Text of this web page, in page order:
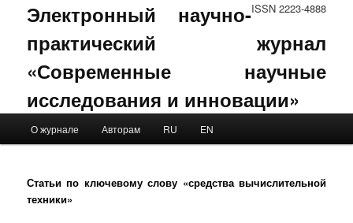
ISSN 2223-4888
Электронный научно-
практический журнал
«Современные научные
исследования и инновации»
Skip to primary content
Skip to secondary content
О журнале Авторам RU EN
Статьи по ключевому слову «средства вычислительной
техники»